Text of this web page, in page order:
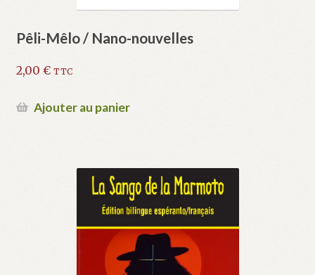
Pêli-Mêlo / Nano-nouvelles
2,00 € TTC
Ajouter au panier